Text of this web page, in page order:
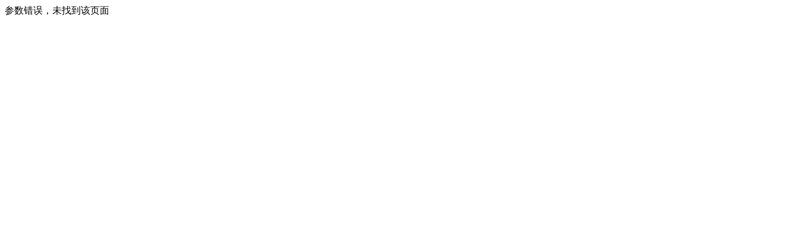
参数错误，未找到该页面